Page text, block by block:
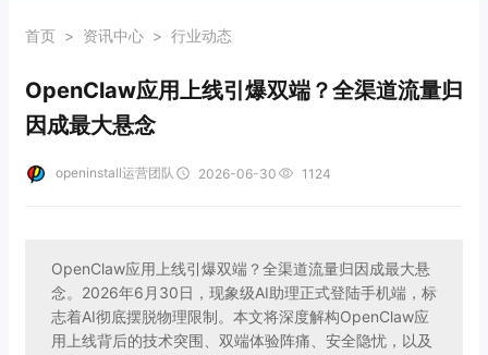
首页 > 资讯中心 > 行业动态
OpenClaw应用上线引爆双端？全渠道流量归
因成最大悬念
openinstall运营团队 2026-06-30 1124
OpenClaw应用上线引爆双端？全渠道流量归因成最大悬
念。2026年6月30日，现象级AI助理正式登陆手机端，标
志着AI彻底摆脱物理限制。本文将深度解构OpenClaw应
用上线背后的技术突围、双端体验阵痛、安全隐忧，以及